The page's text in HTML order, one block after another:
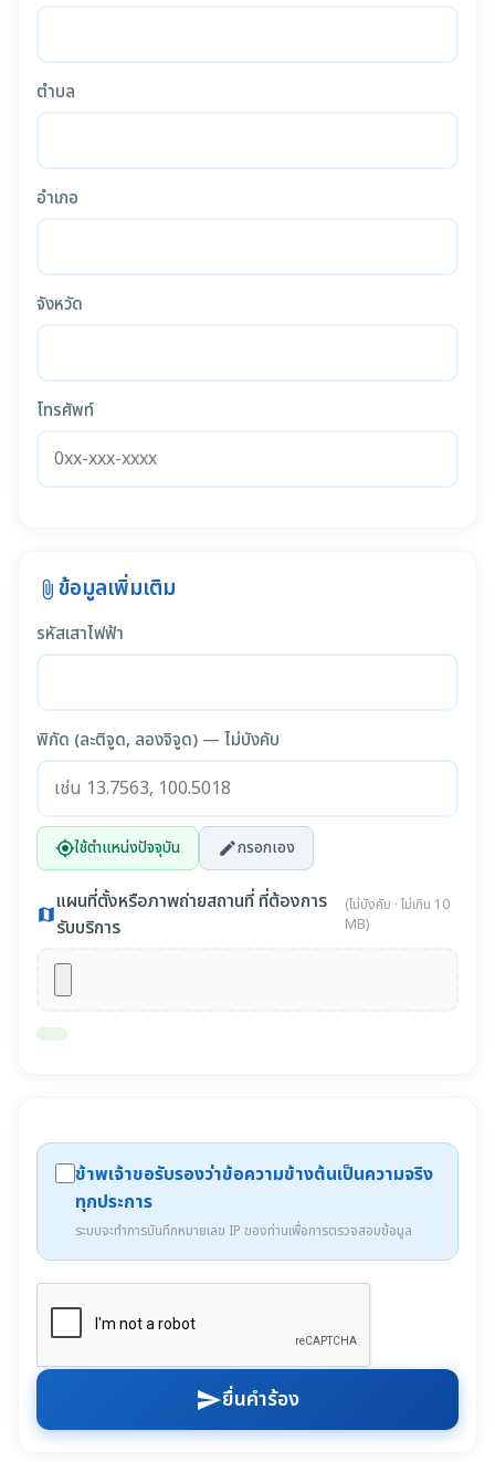
ตำบล
อำเภอ
จังหวัด
โทรศัพท์
attach_file ข้อมูลเพิ่มเติม
รหัสเสาไฟฟ้า
พิกัด (ละติจูด, ลองจิจูด) — ไม่บังคับ
my_locationใช้ตำแหน่งปัจจุบัน editกรอกเอง
mapแผนที่ตั้งหรือภาพถ่ายสถานที่ ที่ต้องการ
รับบริการ
(ไม่บังคับ · ไม่เกิน 10
MB)
ข้าพเจ้าขอรับรองว่าข้อความข้างต้นเป็นความจริง
ทุกประการ
ระบบจะทำการบันทึกหมายเลข IP ของท่านเพื่อการตรวจสอบข้อมูล
sendยื่นคำร้อง